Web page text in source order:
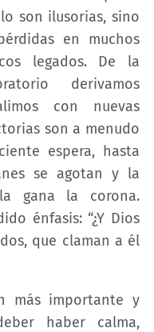
son ilusorias, sino
en muchos
legados. De la
derivamos
con nuevas
son a menudo
espera, hasta
se agotan y la
gana la corona.
énfasis: “¿Y Dios
que claman a él
más importante y
haber calma,